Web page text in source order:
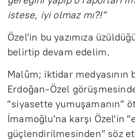
istese, iyi olmaz mı?!”
Özel'in bu yazımıza
belirtip devam edelim.
Malûm; iktidar medyasının
Erdoğan-Özel
“siyasette yumuşamanın”
İmamoğlu'na karşı Özel'in
güçlendirilmesinden” söz